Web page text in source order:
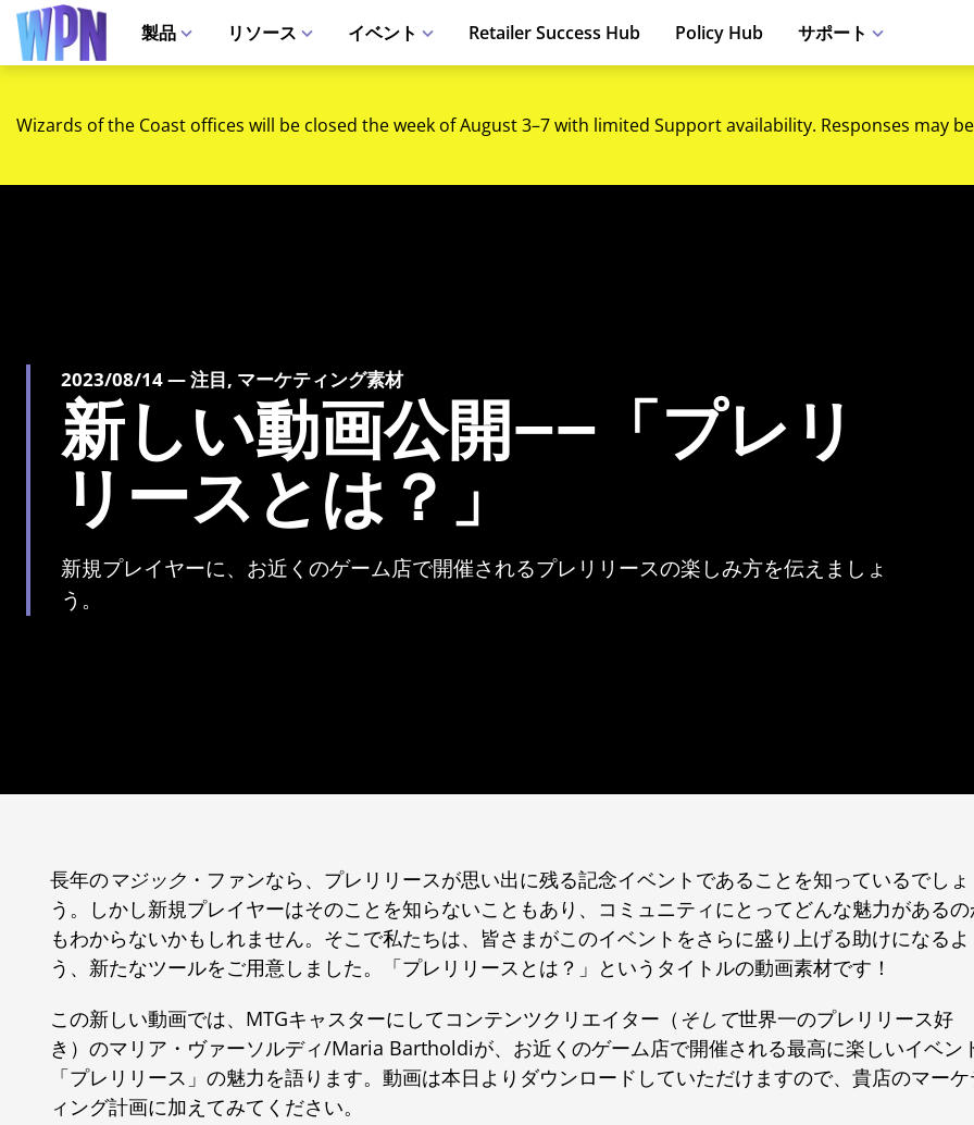
製品 リソース イベント Retailer Success Hub Policy Hub サポート
Wizards of the Coast offices will be closed the week of August 3–7 with limited Support availability. Responses may
2023/08/14 — 注目, マーケティング素材
新しい動画公開――「プレリ
リースとは？」
新規プレイヤーに、お近くのゲーム店で開催されるプレリリースの楽しみ方を伝えましょ
う。
長年のマジック ・ファンなら、プレリリースが思い出に残る記念イベントであることを知っているでしょ
う。しかし新規プレイヤーはそのことを知らないこともあり、コミュニティにとってどんな魅力がある
もわからないかもしれません。そこで私たちは、皆さまがこのイベントをさらに盛り上げる助けになるよ
う、新たなツールをご用意しました。「プレリリースとは？」というタイトルの動画素材です！
この新しい動画では、MTGキャスターにしてコンテンツクリエイター（ そして世界一のプレリリース好
き）のマリア・ヴァーソルディ/Maria Bartholdiが、お近くのゲーム店で開催される最高に楽しいイベン
「プレリリース」の魅力を語ります。動画は本日よりダウンロードしていただけますので、貴店のマー
ィング計画に加えてみてください。